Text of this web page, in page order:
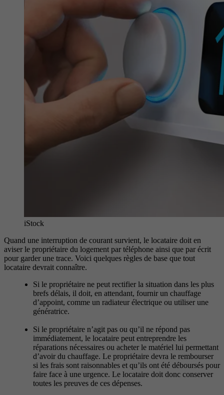
iStock
Quand une interruption de courant survient, le locataire doit en
aviser le propriétaire du logement par téléphone ainsi que par écrit
pour garder une trace. Voici quelques règles de base que tout
locataire devrait connaître.
Si le propriétaire ne peut rectifier la situation dans les plus
brefs délais, il doit, en attendant, fournir un chauffage
d’appoint, comme un radiateur électrique ou utiliser une
génératrice.
Si le propriétaire n’agit pas ou qu’il ne répond pas
immédiatement, le locataire peut entreprendre les
réparations nécessaires ou acheter le matériel lui permettant
d’avoir du chauffage. Le propriétaire devra le rembourser
si les frais sont raisonnables et qu’ils ont été déboursés pour
faire face à une urgence. Le locataire doit donc conserver
toutes les preuves de ces dépenses.